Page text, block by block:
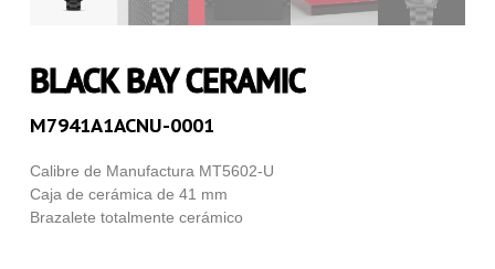
BLACK BAY CERAMIC
M7941A1ACNU-0001
Calibre de Manufactura MT5602‑U
Caja de cerámica de 41 mm
Brazalete totalmente cerámico